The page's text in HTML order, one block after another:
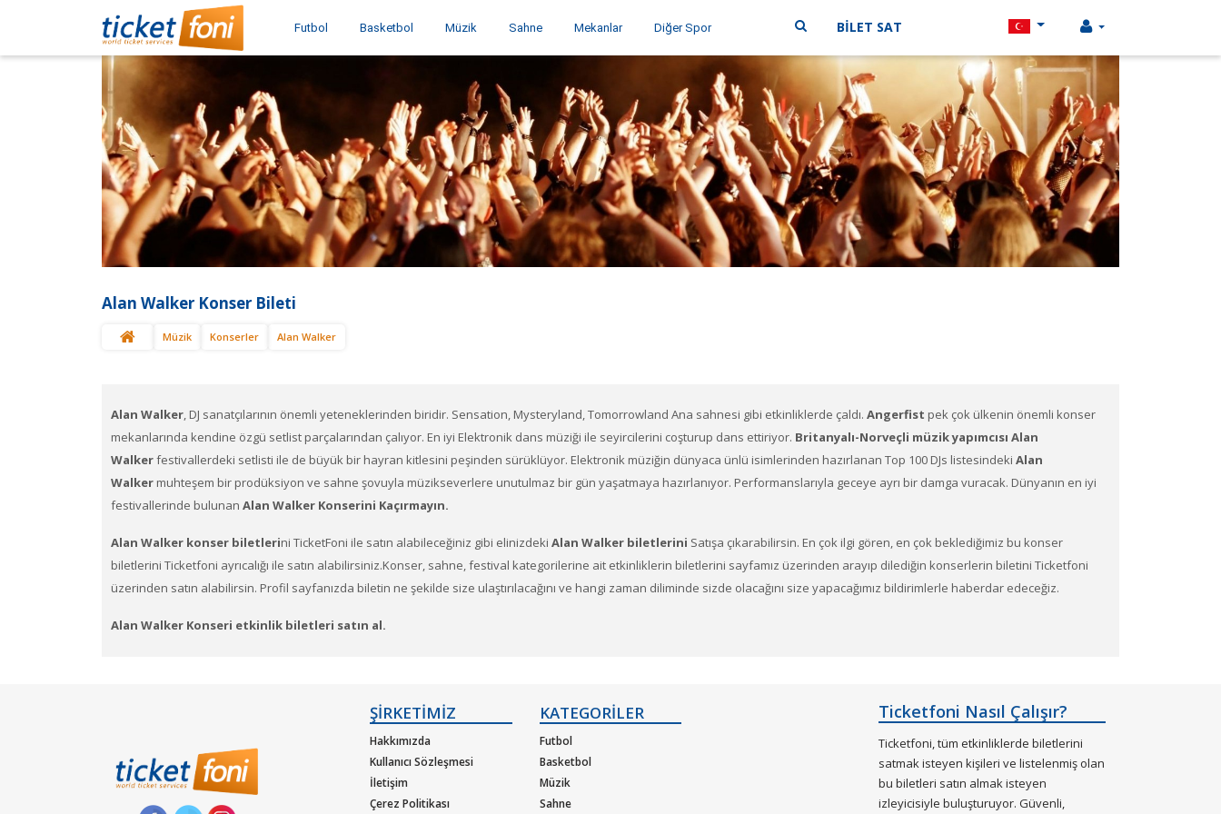
Futbol Basketbol Müzik Sahne Mekanlar Diğer Spor BİLET SAT
Alan Walker Konser Bileti
Müzik Konserler Alan Walker
Alan Walker, DJ sanatçılarının önemli yeteneklerinden biridir. Sensation, Mysteryland, Tomorrowland Ana sahnesi gibi etkinliklerde çaldı. Angerfist pek çok ülkenin önemli konser
mekanlarında kendine özgü setlist parçalarından çalıyor. En iyi Elektronik dans müziği ile seyircilerini coşturup dans ettiriyor. Britanyalı-Norveçli müzik yapımcısı Alan
Walkerfestivallerdeki setlisti ile de büyük bir hayran kitlesini peşinden sürüklüyor. Elektronik müziğin dünyaca ünlü isimlerinden hazırlanan Top 100 DJs listesindeki Alan
Walker muhteşem bir prodüksiyon ve sahne şovuyla müzikseverlere unutulmaz bir gün yaşatmaya hazırlanıyor. Performanslarıyla geceye ayrı bir damga vuracak. Dünyanın en iyi
festivallerinde bulunan Alan Walker Konserini Kaçırmayın.
Alan Walker konser biletlerini TicketFoni ile satın alabileceğiniz gibi elinizdeki Alan Walker biletlerini Satışa çıkarabilirsin. En çok ilgi gören, en çok beklediğimiz bu konser
biletlerini Ticketfoni ayrıcalığı ile satın alabilirsiniz.Konser, sahne, festival kategorilerine ait etkinliklerin biletlerini sayfamız üzerinden arayıp dilediğin konserlerin biletini Ticketfoni
üzerinden satın alabilirsin. Profil sayfanızda biletin ne şekilde size ulaştırılacağını ve hangi zaman diliminde sizde olacağını size yapacağımız bildirimlerle haberdar edeceğiz.
Alan Walker Konseri etkinlik biletleri satın al.
Ticketfoni üzerinden Alan Walker konser bileti satın almak için
Ticketfoniye üye olunuz.
Bilet seçiminizi yapınız. (Katılmak istediğiniz etkinlik ya da etkinliklere ait siteye optimize edilmiş oturma planları ve kategori sayesinde bilet seçiminizi yapınız.)
ŞİRKETİMİZ
Hakkımızda
Kullanıcı Sözleşmesi
İletişim
Çerez Politikası
KATEGORİLER
Futbol
Basketbol
Müzik
Sahne
Ticketfoni Nasıl Çalışır?
Ticketfoni, tüm etkinliklerde biletlerini
satmak isteyen kişileri ve listelenmiş olan
bu biletleri satın almak isteyen
izleyicisiyle buluşturuyor. Güvenli,